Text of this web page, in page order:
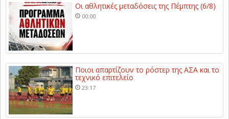
Οι αθλητικές μεταδόσεις της Πέμπτης (6/8)
00:00
Ποιοι απαρτίζουν το ρόστερ της ΑΣΑ και το
τεχνικό επιτελείο
23:17